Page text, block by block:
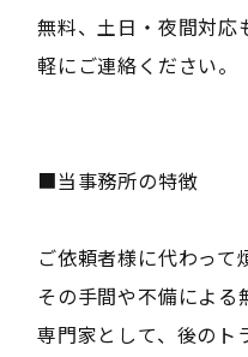
無料、土日・夜間対応
軽にご連絡ください。
■当事務所の特徴
ご依頼者様に代わって
その手間や不備による
専門家として、後のト